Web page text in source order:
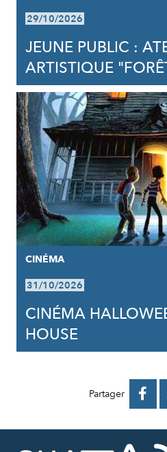
29/10/2026
JEUNE PUBLIC :
ARTISTIQUE
CINÉMA
31/10/2026
CINÉMA
HOUSE
Partager 